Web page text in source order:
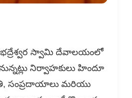
స్వామి దేవాలయంలో
నిర్వాహకులు హిందూ
సంప్రదాయాలు మరియు